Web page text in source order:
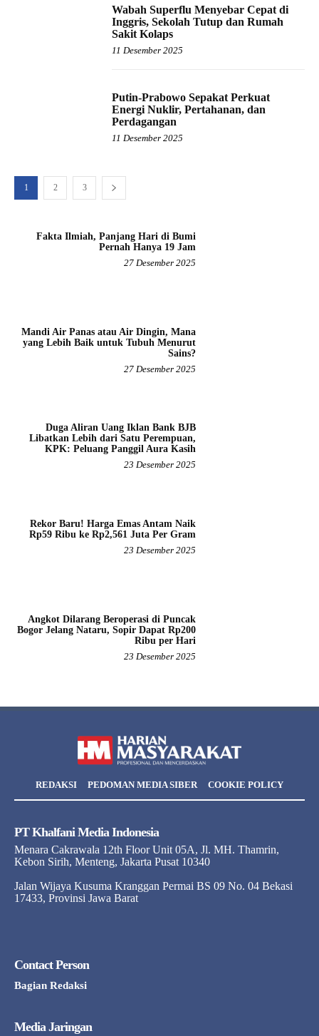
Wabah Superflu Menyebar Cepat di
Inggris, Sekolah Tutup dan Rumah
Sakit Kolaps
11 Desember 2025
Putin-Prabowo Sepakat Perkuat
Energi Nuklir, Pertahanan, dan
Perdagangan
11 Desember 2025
1 2 3
Fakta Ilmiah, Panjang Hari di Bumi
Pernah Hanya 19 Jam
27 Desember 2025
Mandi Air Panas atau Air Dingin, Mana
yang Lebih Baik untuk Tubuh Menurut
Sains?
27 Desember 2025
Duga Aliran Uang Iklan Bank BJB
Libatkan Lebih dari Satu Perempuan,
KPK: Peluang Panggil Aura Kasih
23 Desember 2025
Rekor Baru! Harga Emas Antam Naik
Rp59 Ribu ke Rp2,561 Juta Per Gram
23 Desember 2025
Angkot Dilarang Beroperasi di Puncak
Bogor Jelang Nataru, Sopir Dapat Rp200
Ribu per Hari
23 Desember 2025
REDAKSI PEDOMAN MEDIA SIBER COOKIE POLICY
PT Khalfani Media Indonesia
Menara Cakrawala 12th Floor Unit 05A, Jl. MH. Thamrin,
Kebon Sirih, Menteng, Jakarta Pusat 10340
Jalan Wijaya Kusuma Kranggan Permai BS 09 No. 04 Bekasi
17433, Provinsi Jawa Barat
Contact Person
Bagian Redaksi
Media Jaringan